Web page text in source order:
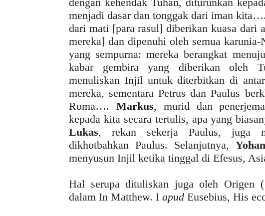
menjadi dasar dan tonggak dari iman
dari mati [para rasul] diberikan kuasa dari
mereka] dan dipenuhi oleh semua
yang sempurna: mereka berangkat
kabar gembira yang diberikan oleh
menuliskan Injil untuk diterbitkan di
mereka, sementara Petrus dan Paulus
Roma…. Markus, murid dan
kepada kita secara tertulis, apa yang
Lukas, rekan sekerja Paulus, juga
dikhotbahkan Paulus. Selanjutnya,
menyusun Injil ketika tinggal di Efesus,
Hal serupa dituliskan juga oleh Origen
dalam In Matthew. I apud Eusebius, His